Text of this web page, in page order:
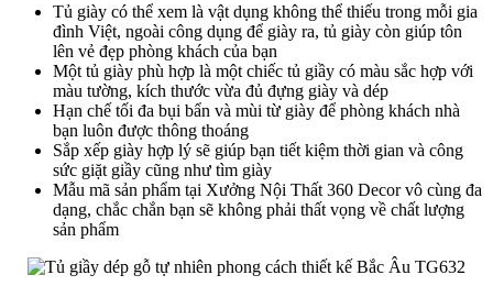
Tủ giày có thể xem là vật dụng không thể thiếu trong mỗi gia
đình Việt, ngoài công dụng để giày ra, tủ giày còn giúp tôn
lên vẻ đẹp phòng khách của bạn
Một tủ giày phù hợp là một chiếc tủ giầy có màu sắc hợp với
màu tường, kích thước vừa đủ đựng giày và dép
Hạn chế tối đa bụi bẩn và mùi từ giày để phòng khách nhà
bạn luôn được thông thoáng
Sắp xếp giày hợp lý sẽ giúp bạn tiết kiệm thời gian và công
sức giặt giầy cũng như tìm giày
Mẫu mã sản phẩm tại Xưởng Nội Thất 360 Decor vô cùng đa
dạng, chắc chắn bạn sẽ không phải thất vọng về chất lượng
sản phẩm